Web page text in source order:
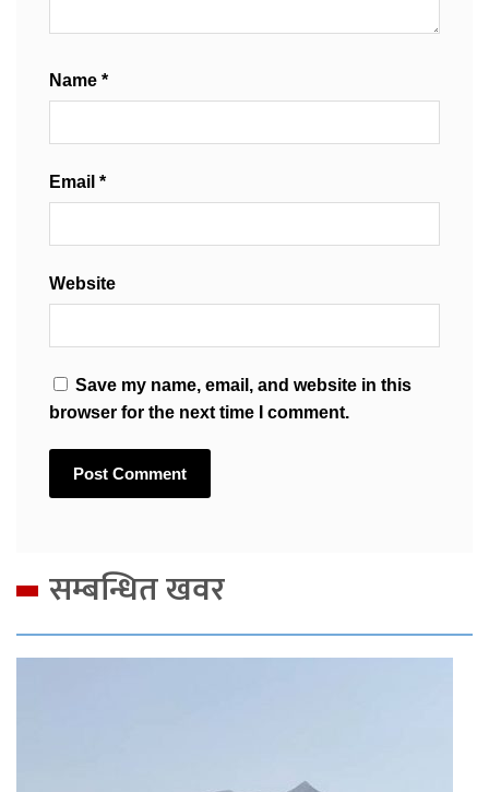
Name *
Email *
Website
Save my name, email, and website in this
browser for the next time I comment.
सम्बन्धित खवर